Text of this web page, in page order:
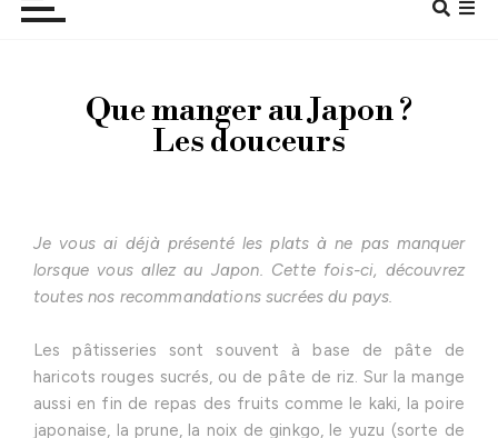
Que manger au Japon ?
Les douceurs
Je vous ai déjà présenté les plats à ne pas manquer
lorsque vous allez au Japon. Cette fois-ci, découvrez
toutes nos recommandations sucrées du pays.
Les pâtisseries sont souvent à base de pâte de
haricots rouges sucrés, ou de pâte de riz. Sur la mange
aussi en fin de repas des fruits comme le kaki, la poire
japonaise, la prune, la noix de ginkgo, le yuzu (sorte de